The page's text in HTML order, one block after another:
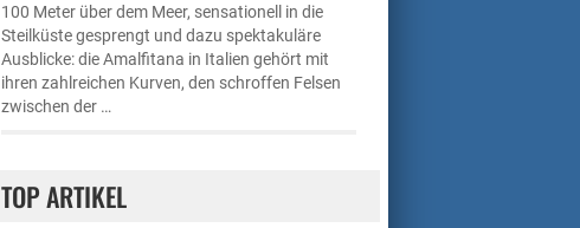
100 Meter über dem Meer, sensationell in die
Steilküste gesprengt und dazu spektakuläre
Ausblicke: die Amalfitana in Italien gehört mit
ihren zahlreichen Kurven, den schroffen Felsen
zwischen der …
TOP ARTIKEL